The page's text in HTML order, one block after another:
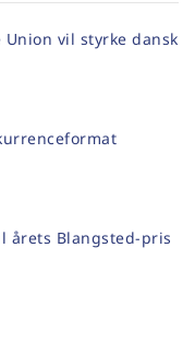
Union vil styrke dansk
Blangsted-pris